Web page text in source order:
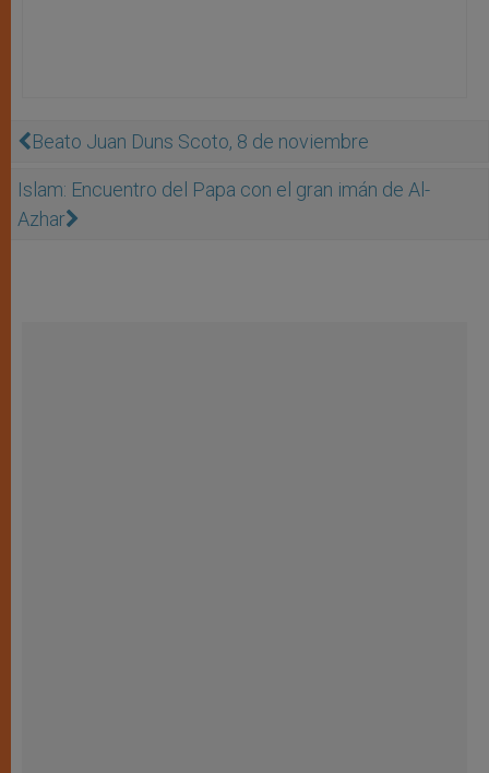
Beato Juan Duns Scoto, 8 de noviembre
Islam: Encuentro del Papa con el gran imán de Al-
Azhar